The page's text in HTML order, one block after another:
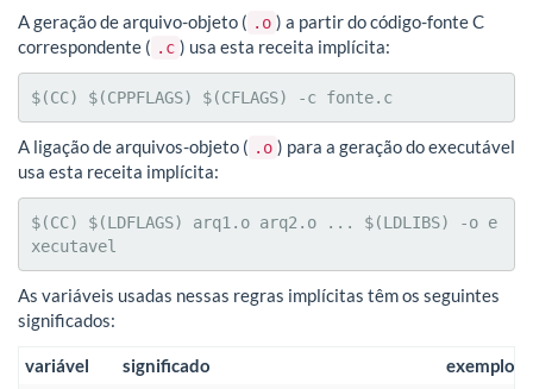
A geração de arquivo-objeto ( .o ) a partir do código-fonte C
correspondente ( .c ) usa esta receita implícita:
$(CC) $(CPPFLAGS) $(CFLAGS) -c fonte.c
A ligação de arquivos-objeto ( .o ) para a geração do executável
usa esta receita implícita:
$(CC) $(LDFLAGS) arq1.o arq2.o ... $(LDLIBS) -o e
xecutavel
As variáveis usadas nessas regras implícitas têm os seguintes
significados:
variável significado exemplo